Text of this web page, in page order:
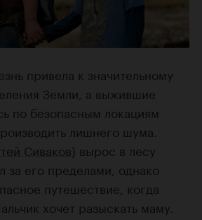
привела к значительному
Земли, а выжившие
по безопасным локациям
лишнего шума.
Сиваков) вырос в лесу
за его пределами, однако
путешествие, когда
хочет разыскать маму.